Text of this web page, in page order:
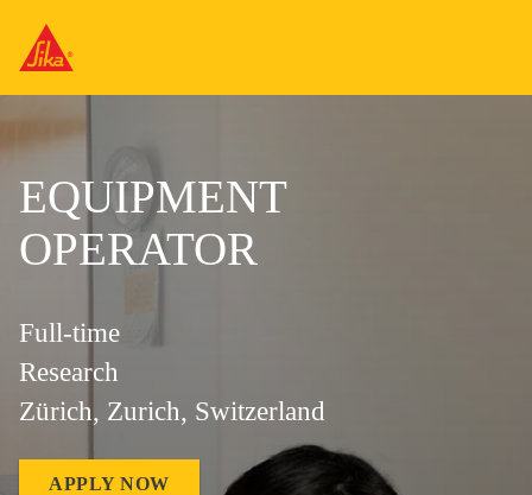
EQUIPMENT
OPERATOR
Full-time
Research
Zürich, Zurich, Switzerland
APPLY NOW